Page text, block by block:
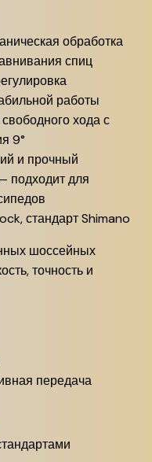
обработка
спиц
работы
хода с
9°
и прочный
подходит для
стандарт Shimano
шоссейных
точность и
передача